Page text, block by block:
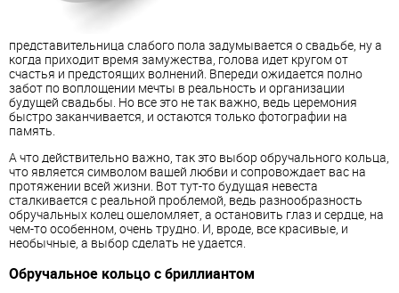
представительница слабого пола задумывается о свадьбе, ну а
когда приходит время замужества, голова идет кругом от
счастья и предстоящих волнений. Впереди ожидается полно
забот по воплощении мечты в реальность и организации
будущей свадьбы. Но все это не так важно, ведь церемония
быстро заканчивается, и остаются только фотографии на
память.
А что действительно важно, так это выбор обручального кольца,
что является символом вашей любви и сопровождает вас на
протяжении всей жизни. Вот тут-то будущая невеста
сталкивается с реальной проблемой, ведь разнообразность
обручальных колец ошеломляет, а остановить глаз и сердце, на
чем-то особенном, очень трудно. И, вроде, все красивые, и
необычные, а выбор сделать не удается.
Обручальное кольцо с бриллиантом